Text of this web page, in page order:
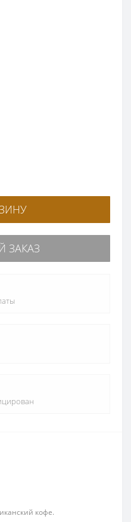
ЗАКАЗ
кофе.